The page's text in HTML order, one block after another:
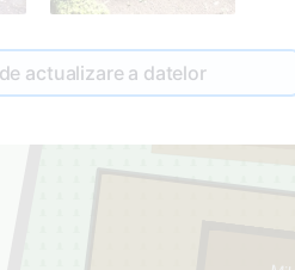
actualizare a datelor